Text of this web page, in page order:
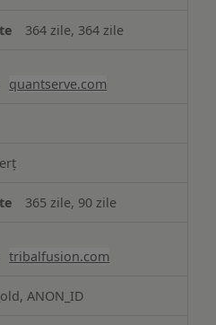
364 zile, 364 zile
quantserve.com
365 zile, 90 zile
tribalfusion.com
ANON_ID